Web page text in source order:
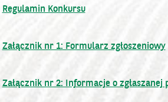
Regulamin Konkursu
(plik PDF, otwiera się w nowym oknie)
Załącznik nr 1: Formularz zgłoszeniowy
(plik PDF, otwiera się w nowym oknie)
Załącznik nr 2: Informacje o zgłaszanej
(plik WORD, otwiera się w nowym oknie)